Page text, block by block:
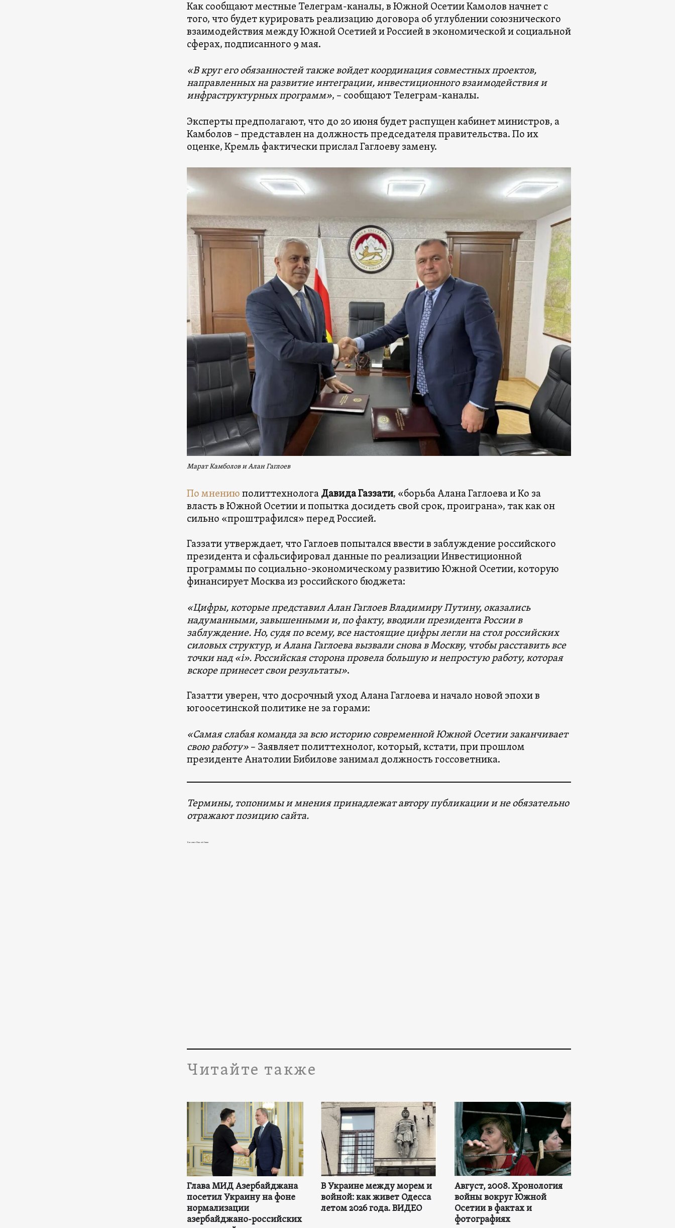
Как сообщают местные Телеграм-каналы, в Южной Осетии Камолов начнет с
того, что будет курировать реализацию договора об углублении союзнического
взаимодействия между Южной Осетией и Россией в экономической и социальной
сферах, подписанного 9 мая.
«В круг его обязанностей также войдет координация совместных проектов,
направленных на развитие интеграции, инвестиционного взаимодействия и
инфраструктурных программ», – сообщают Телеграм-каналы.
Эксперты предполагают, что до 20 июня будет распущен кабинет министров, а
Камболов – представлен на должность председателя правительства. По их
оценке, Кремль фактически прислал Гаглоеву замену.
Марат Камболов и Алан Гаглоев
По мнениюполиттехнологаДавида Газзати, «борьба Алана Гаглоева и Ко за
власть в Южной Осетии и попытка досидеть свой срок, проиграна», так как он
сильно «проштрафился» перед Россией.
Газзати утверждает, что Гаглоев попытался ввести в заблуждение российского
президента и сфальсифировал данные по реализации Инвестиционной
программы по социально-экономическому развитию Южной Осетии, которую
финансирует Москва из российского бюджета:
«Цифры, которые представил Алан Гаглоев Владимиру Путину, оказались
надуманными, завышенными и, по факту, вводили президента России в
заблуждение. Но, судя по всему, все настоящие цифры легли на стол российских
силовых структур, и Алана Гаглоева вызвали снова в Москву, чтобы расставить все
точки над «i». Российская сторона провела большую и непростую работу, которая
вскоре принесет свои результаты».
Газатти уверен, что досрочный уход Алана Гаглоева и начало новой эпохи в
югоосетинской политике не за горами:
«Самая слабая команда за всю историю современной Южной Осетии заканчивает
свою работу»– Заявляет политтехнолог, который, кстати, при прошлом
президенте Анатолии Бибилове занимал должность госсоветника.
Термины, топонимы и мнения принадлежат автору публикации и не обязательно
отражают позицию сайта.
Новости в Южной Осетии
Читайте также
Глава МИД Азербайджана
посетил Украину на фоне
нормализации
азербайджано-российских
В Украине между морем и
войной: как живет Одесса
летом 2026 года. ВИДЕО
Август, 2008. Хронология
войны вокруг Южной
Осетии в фактах и
фотографиях